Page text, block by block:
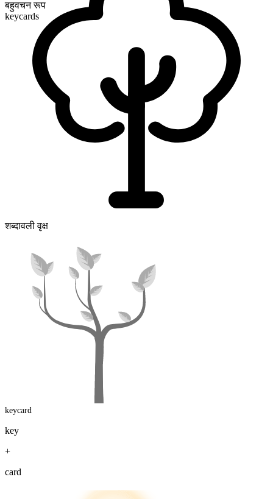
बहुवचन रूप
keycards
शब्दावली वृक्ष
keycard
key
+
card